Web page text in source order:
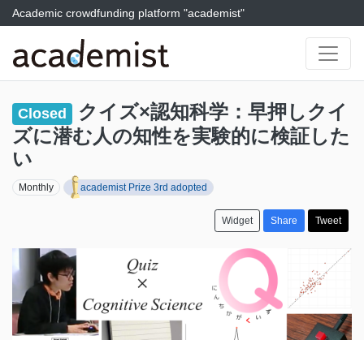
Academic crowdfunding platform "academist"
Closed
クイズ×認知科学：早押しクイ
ズに潜む人の知性を実験的に検証した
い
Monthly academist Prize 3rd adopted
Widget Share Tweet